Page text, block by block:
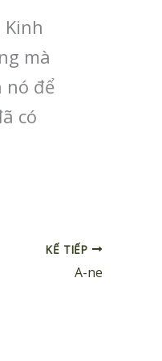
Kinh
mà
nó để
có
KẾ TIẾP
A-ne